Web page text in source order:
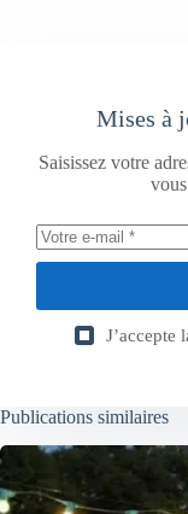
Mises à
Saisissez votre
J’accepte
Publications similaires